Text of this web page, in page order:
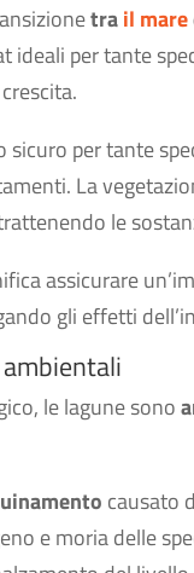
trail mare
ideali per tante
per tante
La
le
assicurare
gli effetti
le lagune sono
causato
e moria delle